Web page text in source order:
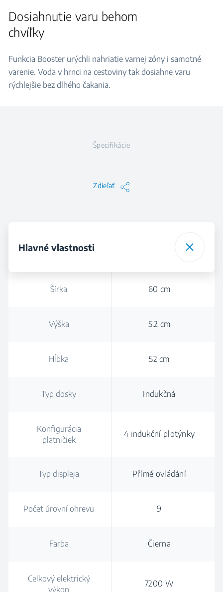
Dosiahnutie varu behom
chvíľky
Funkcia Booster urýchli nahriatie varnej zóny i samotné
varenie. Voda v hrnci na cestoviny tak dosiahne varu
rýchlejšie bez dlhého čakania.
Špecifikácie
Zdieľať
Hlavné vlastnosti
Šírka 60 cm
Výška 5.2 cm
Hĺbka 52 cm
Typ dosky Indukčná
Konfigurácia
platničiek
4 indukční plotýnky
Typ displeja Přímé ovládání
Počet úrovní ohrevu 9
Farba Čierna
Celkový elektrický
výkon
7200 W